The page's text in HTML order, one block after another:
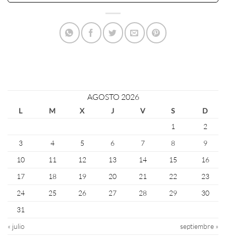
AGOSTO 2026
L M X J V S
D
1
2
3
4 5 6 7 8
9
10
11 12 13 14 15
16
17
18 19 20 21 22
23
24
25 26 27 28 29
30
31
« julio
septiembre »